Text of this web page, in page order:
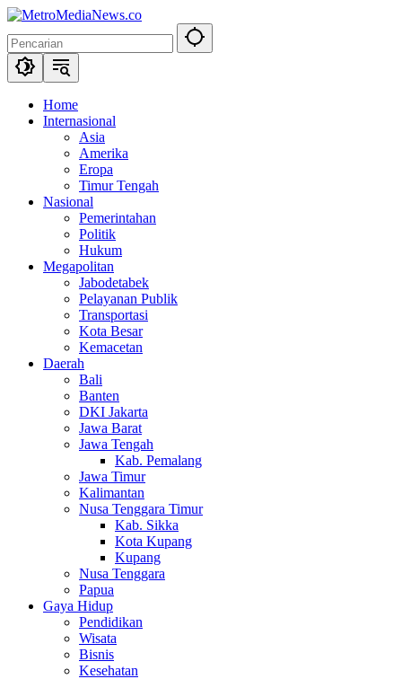
Langsung
konten
Home
Internasional
Asia
Amerika
Eropa
Timur Tengah
Nasional
Pemerintahan
Politik
Hukum
Megapolitan
Jabodetabek
Pelayanan Publik
Transportasi
Kota Besar
Kemacetan
Daerah
Bali
Banten
DKI Jakarta
Jawa Barat
Jawa Tengah
Kab. Pemalang
Jawa Timur
Kalimantan
Nusa Tenggara Timur
Kab. Sikka
Kota Kupang
Kupang
Nusa Tenggara
Papua
Gaya Hidup
Pendidikan
Wisata
Bisnis
Kesehatan